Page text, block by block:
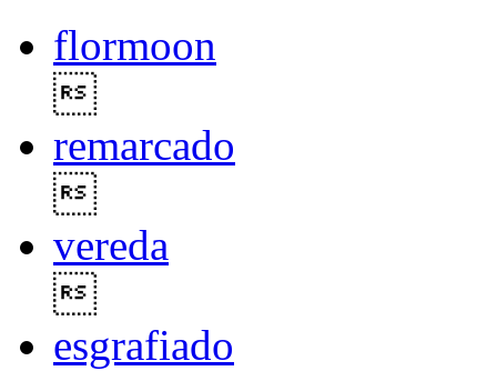
flormoon
remarcado
vereda
esgrafiado